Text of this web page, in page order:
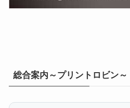
総合案内～プリントロビン～